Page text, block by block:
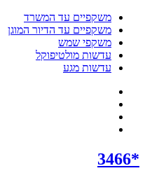
משקפיים עד המשרד
משקפיים עד הדיור המוגן
משקפי שמש
עדשות מולטיפוקל
עדשות מגע
*3466